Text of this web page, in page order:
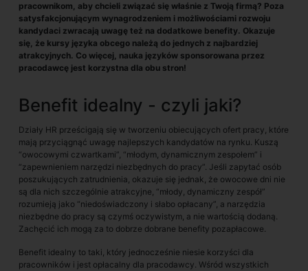
pracownikom, aby chcieli związać się właśnie z Twoją firmą? Poza
satysfakcjonującym wynagrodzeniem i możliwościami rozwoju
kandydaci zwracają uwagę też na dodatkowe benefity. Okazuje
się, że kursy języka obcego należą do jednych z najbardziej
atrakcyjnych. Co więcej, nauka języków sponsorowana przez
pracodawcę jest korzystna dla obu stron!
Benefit idealny - czyli jaki?
Działy HR prześcigają się w tworzeniu obiecujących ofert pracy, które
mają przyciągnąć uwagę najlepszych kandydatów na rynku. Kuszą
“owocowymi czwartkami”, “młodym, dynamicznym zespołem” i
“zapewnieniem narzędzi niezbędnych do pracy”. Jeśli zapytać osób
poszukujących zatrudnienia, okazuje się jednak, że owocowe dni nie
są dla nich szczególnie atrakcyjne, “młody, dynamiczny zespół”
rozumieją jako “niedoświadczony i słabo opłacany”, a narzędzia
niezbędne do pracy są czymś oczywistym, a nie wartością dodaną.
Zachęcić ich mogą za to dobrze dobrane benefity pozapłacowe.
Benefit idealny to taki, który jednocześnie niesie korzyści dla
pracowników i jest opłacalny dla pracodawcy. Wśród wszystkich